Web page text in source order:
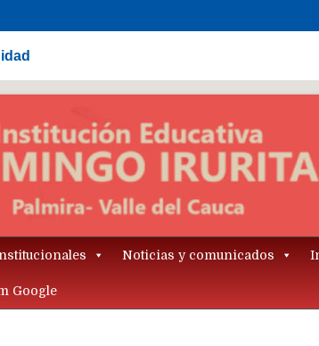
Noticias y comunicados
Google